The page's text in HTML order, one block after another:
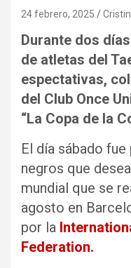
24 febrero, 2025
Durante dos
de atletas del
espectativas,
del Club Once
“La Copa de la
El día sábado
negros que
mundial que se
agosto en
por la
Federation.